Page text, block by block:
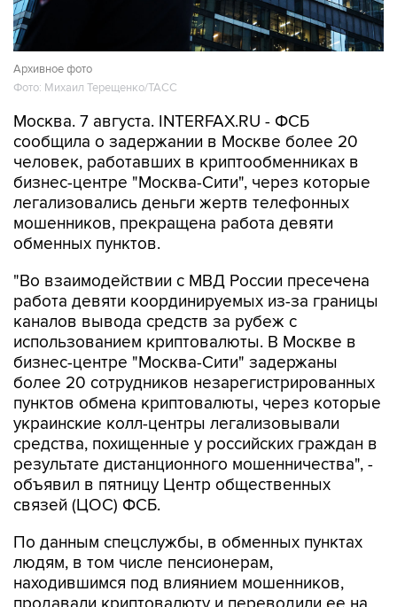
Архивное фото
Фото: Михаил Терещенко/ТАСС
Москва. 7 августа. INTERFAX.RU - ФСБ
сообщила о задержании в Москве более 20
человек, работавших в криптообменниках в
бизнес-центре "Москва-Сити", через которые
легализовались деньги жертв телефонных
мошенников, прекращена работа девяти
обменных пунктов.
"Во взаимодействии с МВД России пресечена
работа девяти координируемых из-за границы
каналов вывода средств за рубеж с
использованием криптовалюты. В Москве в
бизнес-центре "Москва-Сити" задержаны
более 20 сотрудников незарегистрированных
пунктов обмена криптовалюты, через которые
украинские колл-центры легализовывали
средства, похищенные у российских граждан в
результате дистанционного мошенничества", -
объявил в пятницу Центр общественных
связей (ЦОС) ФСБ.
По данным спецслужбы, в обменных пунктах
людям, в том числе пенсионерам,
находившимся под влиянием мошенников,